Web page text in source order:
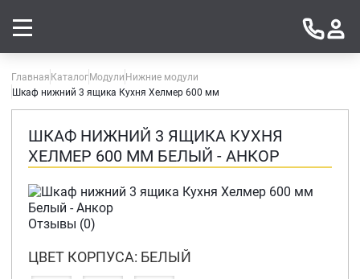
Главная КаталогМодули Нижние модули
Шкаф нижний 3 ящика Кухня Хелмер 600 мм
ШКАФ НИЖНИЙ 3 ЯЩИКА КУХНЯ
ХЕЛМЕР 600 ММ БЕЛЫЙ - АНКОР
Отзывы (0)
ЦВЕТ КОРПУСА: БЕЛЫЙ